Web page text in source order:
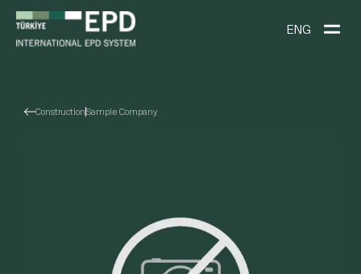
ENG
ConstructionSample Company